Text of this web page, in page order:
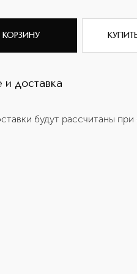
КОРЗИНУ
и доставка
будут рассчитаны